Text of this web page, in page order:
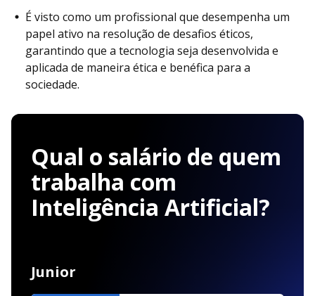
É visto como um profissional que desempenha um
papel ativo na resolução de desafios éticos,
garantindo que a tecnologia seja desenvolvida e
aplicada de maneira ética e benéfica para a
sociedade.
Qual o salário de quem
trabalha com
Inteligência Artificial?
Junior